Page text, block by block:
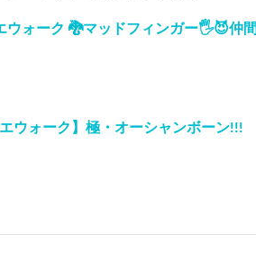
ウォーク 🐉マッドフィンガー🖐️😈仲
エウォーク】極・オーシャンボーン!!!